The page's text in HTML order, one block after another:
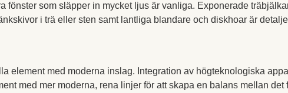
fönster som släpper in mycket ljus är vanliga. Exponerade
i trä eller sten samt lantliga blandare och diskhoar är
element med moderna inslag. Integration av högteknologiska
med mer moderna, rena linjer för att skapa en balans mellan